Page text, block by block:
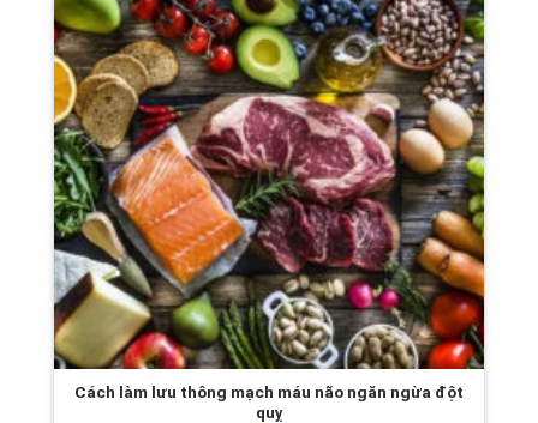
Cách làm lưu thông mạch máu não ngăn ngừa đột
quỵ